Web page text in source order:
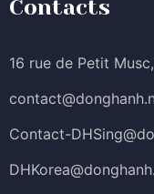
Contacts
16 rue de Petit
Contact-